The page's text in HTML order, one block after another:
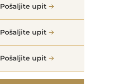
Pošaljite upit
Pošaljite upit
Pošaljite upit